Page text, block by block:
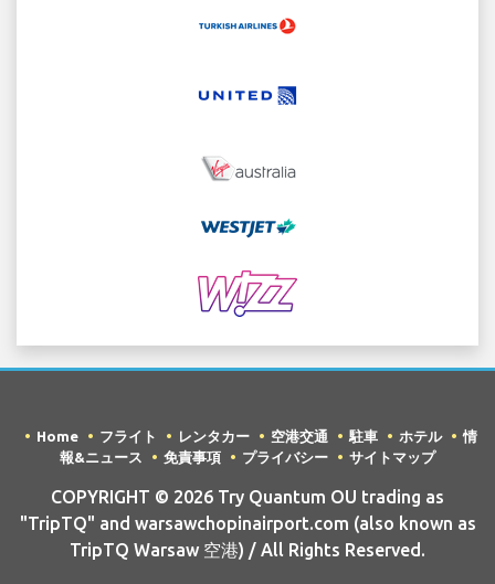
Home フライト レンタカー 空港交通 駐車 ホテル
情
報&ニュース
免責事項 プライバシー サイトマップ
COPYRIGHT © 2026 Try Quantum OU trading as
"TripTQ" and warsawchopinairport.com (also known as
TripTQ Warsaw 空港) / All Rights Reserved.